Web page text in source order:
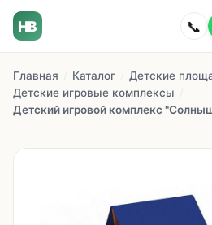
HB 📞
Главная
Главная Каталог Детские
Детские игровые комплексы
Детский игровой комплекс